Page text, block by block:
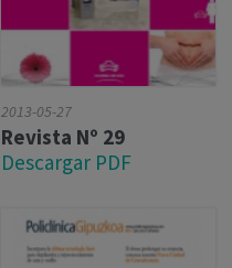
2013-05-27
Revista Nº 29
Descargar PDF